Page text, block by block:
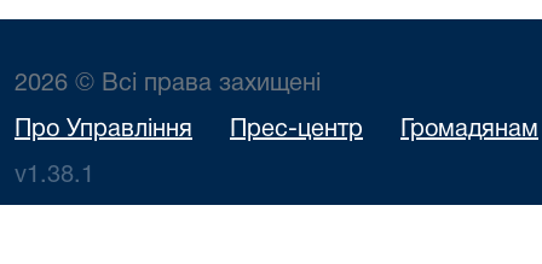
2026 © Всі права захищені
Про Управління Прес-центр Громадянам
v1.38.1